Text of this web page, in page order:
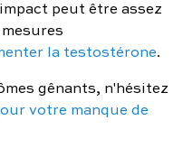
peut être assez
la testostérone.
gênants, n'hésitez
votre manque de